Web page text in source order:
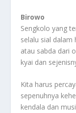
Birowo
Sengkolo yang
selalu sial dalam
atau sabda dari
kyai dan
Kita harus
sepenuhnya
kendala dan